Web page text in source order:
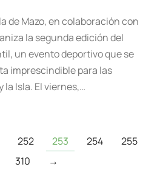
de Mazo, en colaboración con
la segunda edición del
un evento deportivo que se
imprescindible para las
Isla. El viernes,…
252 253 254
255
310 →